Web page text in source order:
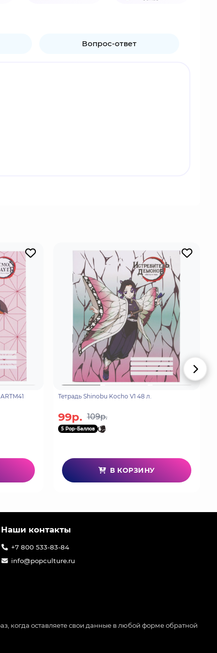
Вопрос-ответ
Тетрадь Shinobu Kocho V1 48 л.
99р. 109р.
5 Pop-Баллов
В КОРЗИНУ
Наши контакты
+7 800 533-83-84
info@popculture.ru
когда оставляете свои данные в любой форме обратной